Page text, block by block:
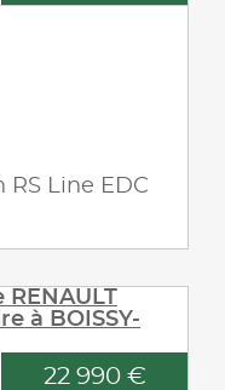
RS Line EDC
22 990 €